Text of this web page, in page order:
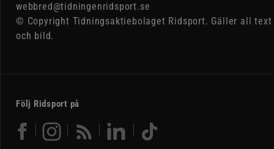
webbred@tidningenridsport.se
© Copyright Tidningsaktiebolaget Ridsport. Gäller all text
och bild.
Följ Ridsport på